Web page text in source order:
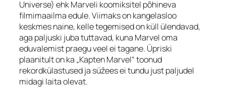
Universe) ehk Marveli koomiksitel põhineva
filmimaailma edule. Viimaks on kangelasloo
keskmes naine, kelle tegemised on küll ülendavad,
aga paljuski juba tuttavad, kuna Marvel oma
eduvalemist praegu veel ei tagane. Üpriski
plaanitult on ka „Kapten Marvel“ toonud
rekordkülastused ja süžees ei tundu just paljudel
midagi laita olevat.